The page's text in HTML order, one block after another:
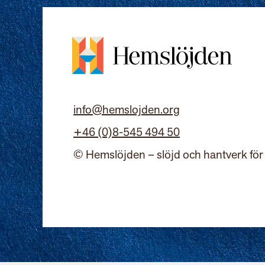
info@hemslojden.org
+46 (0)8-545 494 50
© Hemslöjden – slöjd och hantverk